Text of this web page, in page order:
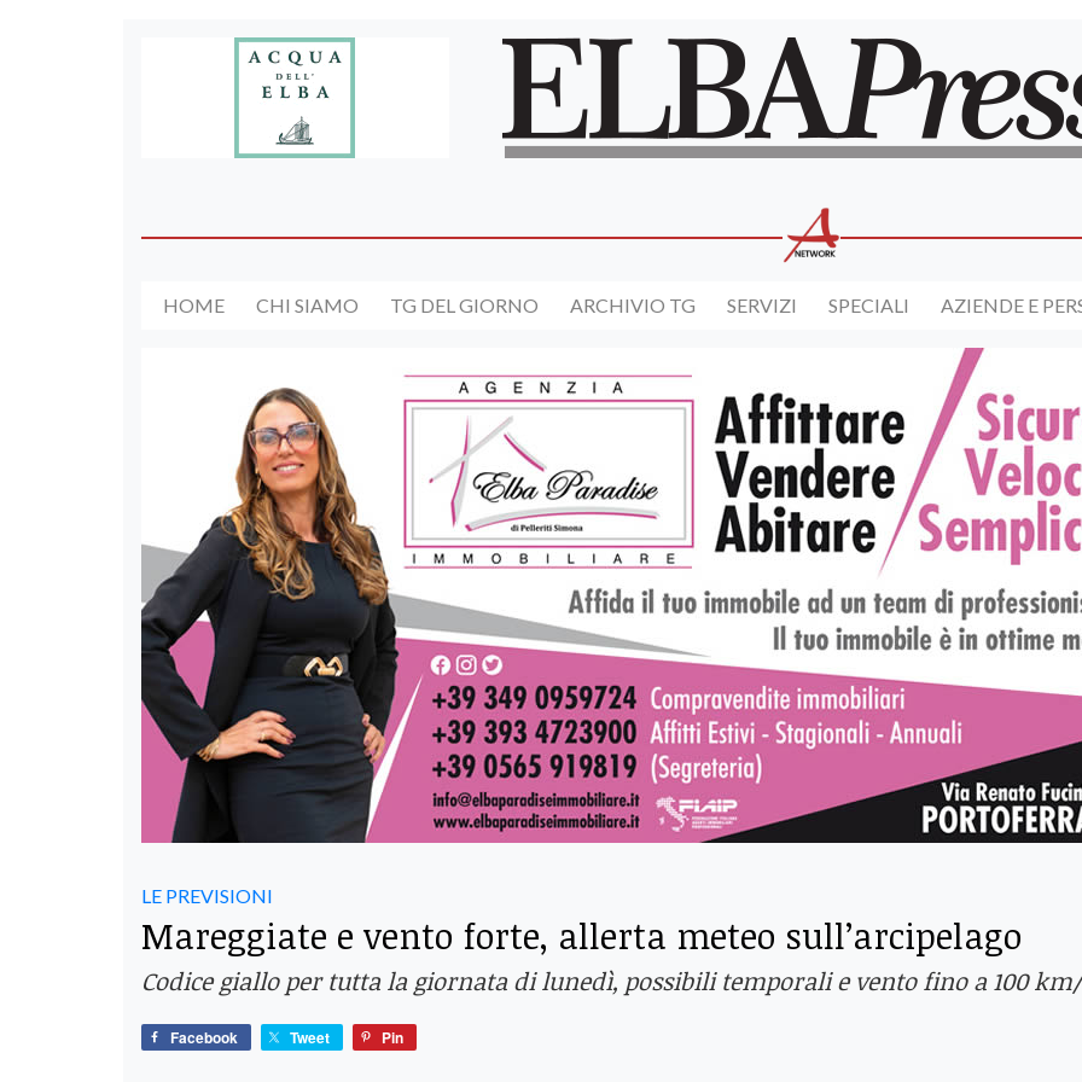
HOME CHI SIAMO TG DEL GIORNO ARCHIVIO TG SERVIZI SPECIALI AZIENDE E
LE PREVISIONI
Mareggiate e vento forte, allerta meteo sull’arcipelago
Codice giallo per tutta la giornata di lunedì, possibili temporali e vento fino a 100
Facebook Tweet Pin